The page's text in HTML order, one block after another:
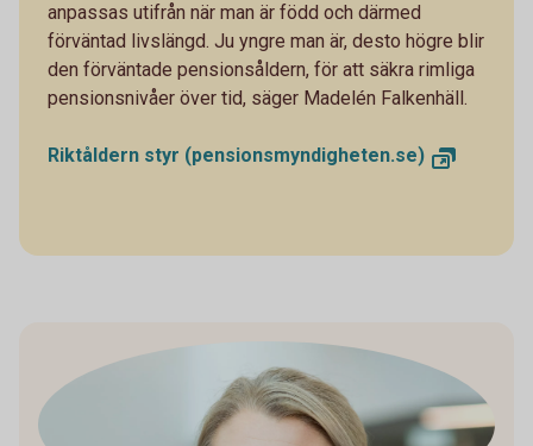
anpassas utifrån när man är född och därmed
förväntad livslängd. Ju yngre man är, desto högre blir
den förväntade pensionsåldern, för att säkra rimliga
pensionsnivåer över tid, säger Madelén Falkenhäll.
Riktåldern styr (pensionsmyndigheten.se)